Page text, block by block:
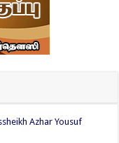
Azhar Yousuf